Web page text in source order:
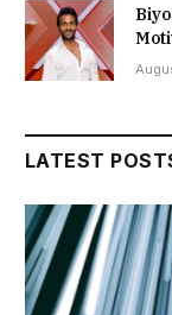
LATEST